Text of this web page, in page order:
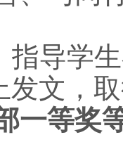
导学
发文，
一等奖